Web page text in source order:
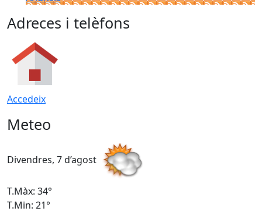
Adreces i telèfons
Accedeix
Meteo
Divendres, 7 d’agost
T.Màx: 34°
T.Min: 21°